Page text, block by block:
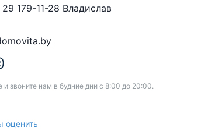
179-11-28 Владислав
и звоните нам в будние дни с 8:00 до 20:00.
оценить